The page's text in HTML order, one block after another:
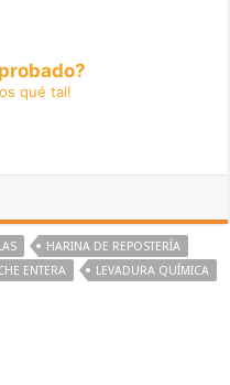
qué tal!
HARINA DE REPOSTERÍA
ENTERA
LEVADURA QUÍMICA